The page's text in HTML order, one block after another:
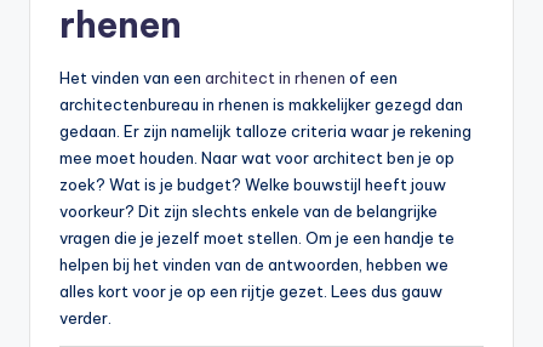
rhenen
Het vinden van een architect in rhenen of een
architectenbureau in rhenen is makkelijker gezegd dan
gedaan. Er zijn namelijk talloze criteria waar je rekening
mee moet houden. Naar wat voor architect ben je op
zoek? Wat is je budget? Welke bouwstijl heeft jouw
voorkeur? Dit zijn slechts enkele van de belangrijke
vragen die je jezelf moet stellen. Om je een handje te
helpen bij het vinden van de antwoorden, hebben we
alles kort voor je op een rijtje gezet. Lees dus gauw
verder.